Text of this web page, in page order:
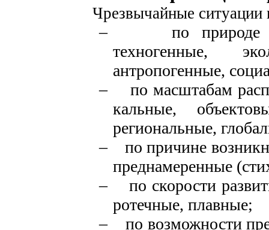
Чрезвычайные
–
по природе
техногенные,
антропогенные,
–
по масштабам
кальные,
региональ­ные,
–
по причине
преднамеренные
–
по скорости
ротечные, плавные;
–
по возможности